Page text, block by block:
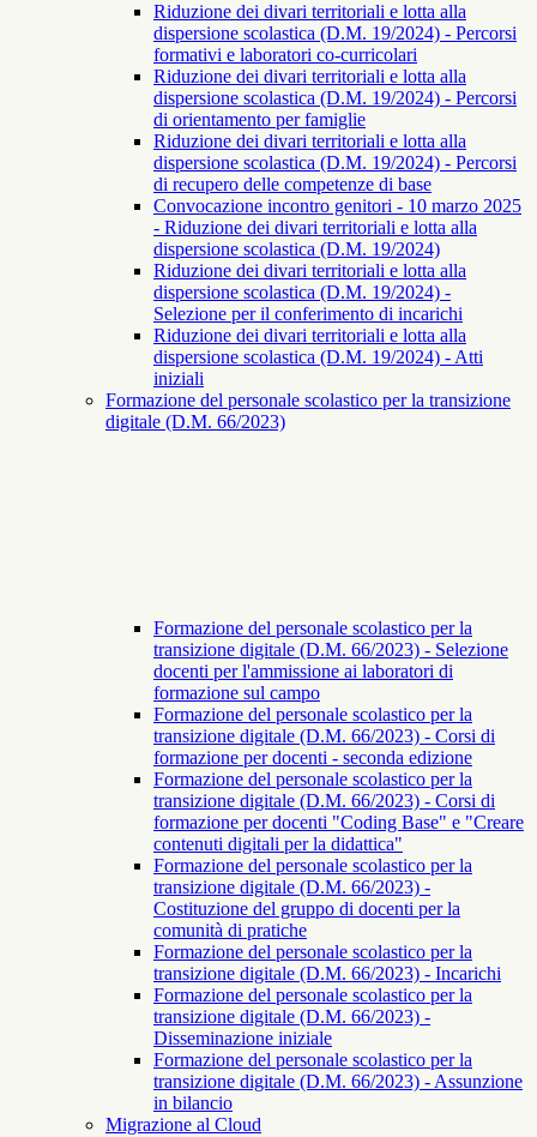
Riduzione dei divari territoriali e lotta alla
dispersione scolastica (D.M. 19/2024) - Percorsi
formativi e laboratori co-curricolari
Riduzione dei divari territoriali e lotta alla
dispersione scolastica (D.M. 19/2024) - Percorsi
di orientamento per famiglie
Riduzione dei divari territoriali e lotta alla
dispersione scolastica (D.M. 19/2024) - Percorsi
di recupero delle competenze di base
Convocazione incontro genitori - 10 marzo 2025
- Riduzione dei divari territoriali e lotta alla
dispersione scolastica (D.M. 19/2024)
Riduzione dei divari territoriali e lotta alla
dispersione scolastica (D.M. 19/2024) -
Selezione per il conferimento di incarichi
Riduzione dei divari territoriali e lotta alla
dispersione scolastica (D.M. 19/2024) - Atti
iniziali
Formazione del personale scolastico per la transizione
digitale (D.M. 66/2023)
Formazione del personale scolastico per la
transizione digitale (D.M. 66/2023) - Selezione
docenti per l'ammissione ai laboratori di
formazione sul campo
Formazione del personale scolastico per la
transizione digitale (D.M. 66/2023) - Corsi di
formazione per docenti - seconda edizione
Formazione del personale scolastico per la
transizione digitale (D.M. 66/2023) - Corsi di
formazione per docenti "Coding Base" e "Creare
contenuti digitali per la didattica"
Formazione del personale scolastico per la
transizione digitale (D.M. 66/2023) -
Costituzione del gruppo di docenti per la
comunità di pratiche
Formazione del personale scolastico per la
transizione digitale (D.M. 66/2023) - Incarichi
Formazione del personale scolastico per la
transizione digitale (D.M. 66/2023) -
Disseminazione iniziale
Formazione del personale scolastico per la
transizione digitale (D.M. 66/2023) - Assunzione
in bilancio
Migrazione al Cloud